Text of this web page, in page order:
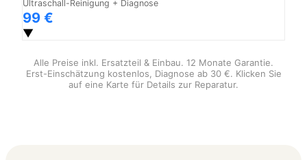
Ultraschall-Reinigung + Diagnose
99 €
▼
Alle Preise inkl. Ersatzteil & Einbau. 12 Monate Garantie.
Erst-Einschätzung kostenlos, Diagnose ab 30 €. Klicken Sie
auf eine Karte für Details zur Reparatur.